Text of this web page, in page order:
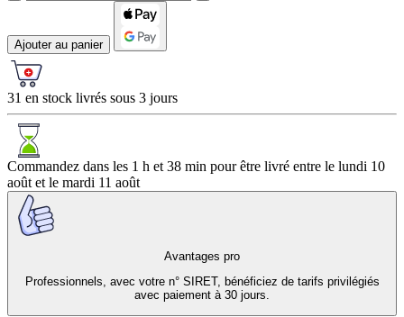
Ajouter au panier
31 en stock livrés sous 3 jours
Commandez dans les 1 h et 38 min pour être livré entre le lundi 10
aoûtet le mardi 11 août
Avantages pro
Professionnels, avec votre n° SIRET, bénéficiez de tarifs privilégiés
avec paiement à 30 jours.